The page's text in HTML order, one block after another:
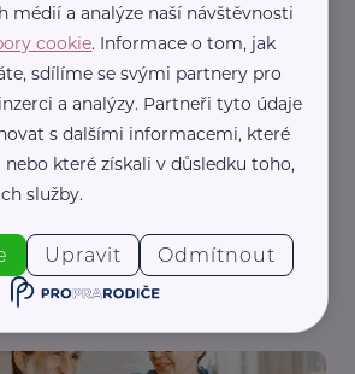
REKLAMA
médií a analýze naší návštěvnosti
cookie. Informace o tom, jak
sdílíme se svými partnery pro
a analýzy. Partneři tyto údaje
s dalšími informacemi, které
které získali v důsledku toho,
služby.
Upravit Odmítnout